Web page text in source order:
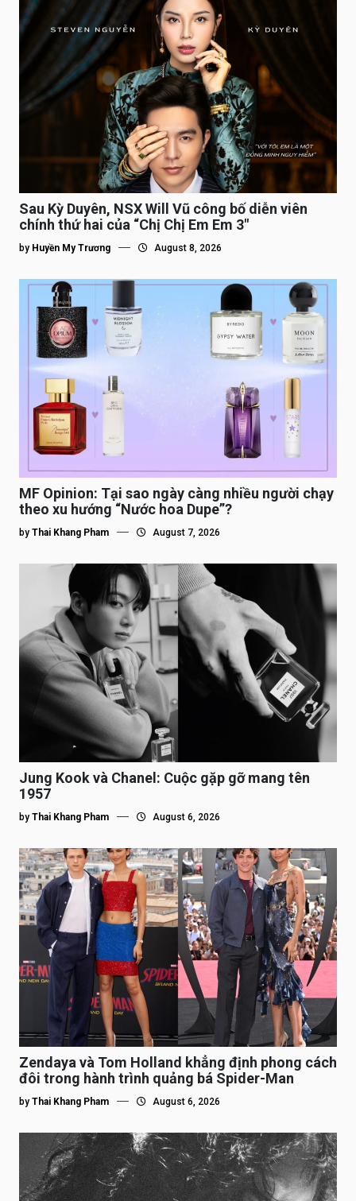
Sau Kỳ Duyên, NSX Will Vũ công bố diễn viên
chính thứ hai của “Chị Chị Em Em 3″
by Huyền My Trương August 8, 2026
MF Opinion: Tại sao ngày càng nhiều người chạy
theo xu hướng “Nước hoa Dupe”?
by Thai Khang Pham August 7, 2026
Jung Kook và Chanel: Cuộc gặp gỡ mang tên
1957
by Thai Khang Pham August 6, 2026
Zendaya và Tom Holland khẳng định phong cách
đôi trong hành trình quảng bá Spider-Man
by Thai Khang Pham August 6, 2026